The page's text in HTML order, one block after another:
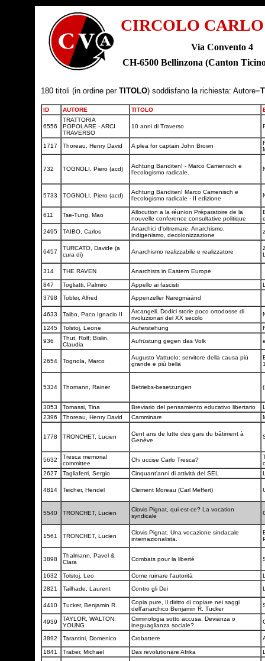
CIRCOLO
Via Convento 4
CH-6500 Bellinzona (Canton
180 titoli (in ordine per TITOLO) soddisfano la richiesta: Autore=
ID AUTORE TITOLO
6556
TRATTORIA
POPOLARE - ARCI
TRAVERSO
10 anni di Traverso
1717 Thoreau, Henry David A plea for captain John Brown
732 TOGNOLI, Piero (acd)
Achtung Banditen! - Marco Camenisch e
l'ecologismo radicale.
5733 TOGNOLI, Piero (acd)
Achtung Banditen! Marco Camenisch e
l'ecologismo radicale - II edizione
611 Tse-Tung, Mao
Allocution a la réunion Préparatoire de la
nouvelle conference consultative politique
2495
TAIBO, Carlos
Anarchici d'oltremare. Anarchismo,
indigenismo, decolonizzazione
6457
TURCATO, Davide (a
cura di)
Anarchismo realizzabile e realizzatore
314 THE RAVEN Anarchists in Eastern Europe
847 Togliatti, Palmiro Appello ai fascisti
3798
Tobler, Alfred Appenzeller Naregmäänd
4633 Taibo, Paco Ignacio II
Arcangeli. Dodici storie poco ortodosse di
rivoluzionari del XX secolo
1245 Tolstoj, Leone Auferstehung
936
Thut, Rolf; Bislin,
Claudia
Aufrüstung gegen das Volk
2654 Tognola, Marco
Augusto Vattuolo: servitore della causa più
grande e più bella
5334 Thomann, Rainer Betriebs-besetzungen
3053 Tomassi, Tina Breviario del pensamiento educativo libertario
2396
Thoreau, Henry David Camminare
1778 TRONCHET, Lucien
Cent ans de lutte des gars du bâtiment à
Genève
5632
Tresca memorial
committee
Chi uccise Carlo Tresca?
2627
Tagliaferri, Sergio Cinquant'anni di attività del SEL
4814 Teicher, Hendel Clement Moreau (Carl Meffert)
5540 TRONCHET, Lucien
Clovis Pignat, qui est-ce? La vocation
syndicale
1561 TRONCHET, Lucien
Clovis Pignat. Una vocazione sindacale
internazionalista.
3898
Thalmann, Pavel &
Clara
Combats pour la liberté
1632 Tolstoj, Leo Come ruinare l'autorità
2821
Tailhade, Laurent Contro gli Dei
4410 Tucker, Benjamin R.
Copia pure, Il diritto di copiare nei saggi
dell'anarchico Benjamin R. Tucker
4939
TAYLOR, WALTON,
YOUNG
Criminologia sotto accusa. Devianza o
ineguaglianza sociale?
3892 Tarantini, Domenico Crobattere
1841 Traber, Michael Das revolutionäre Afrika